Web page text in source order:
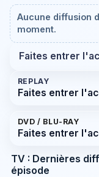
Aucune diffusion
moment.
Faites entrer
REPLAY
Faites entrer
DVD / BLU-RAY
Faites entrer
TV : Dernières
épisode